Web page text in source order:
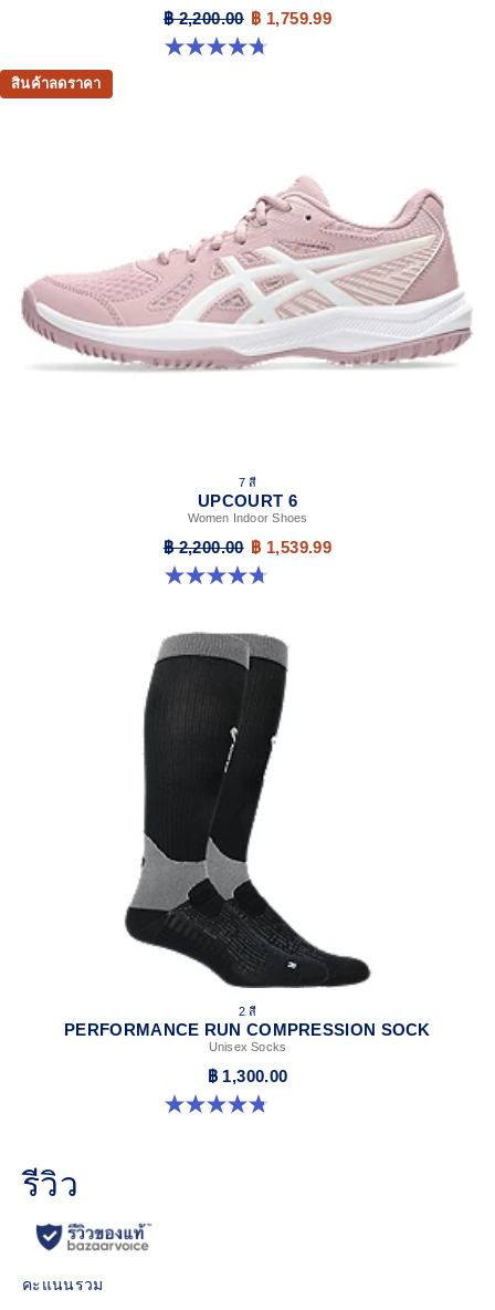
฿ 2,200.00 ฿ 1,759.99
4.7 จาก 5 ดาว 247 รีวิว
สินค้าลดราคา
7 สี
UPCOURT 6
Women Indoor Shoes
฿ 2,200.00 ฿ 1,539.99
4.7 จาก 5 ดาว 247 รีวิว
2 สี
PERFORMANCE RUN COMPRESSION SOCK
Unisex Socks
฿ 1,300.00
4.8 จาก 5 ดาว 28 รีวิว